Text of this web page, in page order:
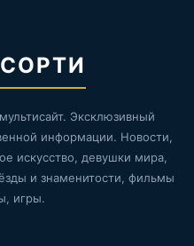
Эксклюзивный
информации. Новости,
искусство, девушки мира,
и знаменитости, фильмы
игры.